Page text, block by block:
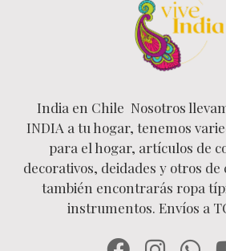
India en Chile Nosotros
INDIA a tu hogar, tenemos
para el hogar, artículos de
decorativos, deidades y otros
también encontrarás ropa
instrumentos. Envíos a